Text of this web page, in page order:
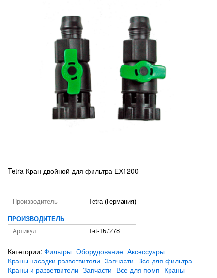
Tetra Кран двойной для фильтра ЕХ1200
Производитель Tetra (Германия)
ПРОИЗВОДИТЕЛЬ
Артикул:
Tet-167278
Категории: Фильтры Оборудование Аксессуары
Краны насадки разветвители Запчасти Все для фильтра
Краны и разветвители Запчасти Все для помп Краны